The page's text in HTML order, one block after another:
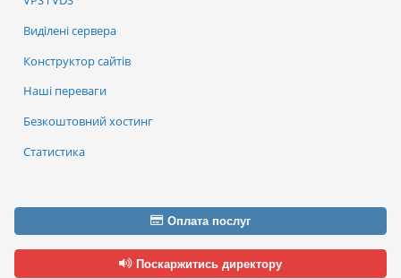
Виділені сервера
Конструктор сайтів
Наші переваги
Безкоштовний хостинг
Статистика
Оплата послуг
Поскаржитись директору